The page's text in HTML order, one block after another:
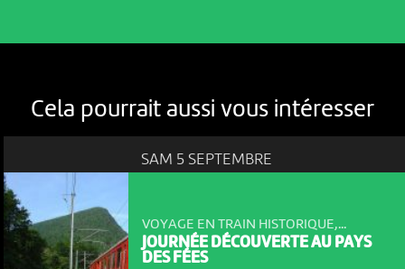
NOUS UTILISONS DES COOKIES
En poursuivant votre navigation sur le culturoscoPe site vous
consentez à l’utilisation de cookies. Les cookies nous
permettent d'analyser le trafic, d’affiner les contenus mis à
votre disposition et renseigner les acteurs·trices culturel·le·s sur
l'intérêt porté à leurs événements.
Cela pourrait aussi vous intéresser
SAM 5 SEPTEMBRE
VOYAGE EN TRAIN HISTORIQUE,...
JOURNÉE DÉCOUVERTE AU PAYS
DES FÉES